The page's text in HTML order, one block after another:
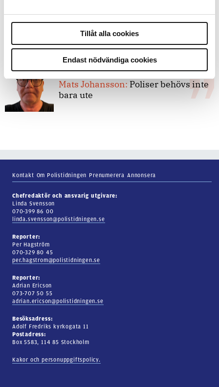
Tillåt alla cookies
Endast nödvändiga cookies
7 juli 2026
Debatt:Med för höga krav på evidens
kan polisen inte göra något alls
15 juni 2026
Mats Johansson: Poliser behövs inte
bara ute
Kontakt Om Polistidningen Prenumerera Annonsera
Chefredaktör och ansvarig utgivare:
Linda Svensson
070-399 86 00
linda.svensson@polistidningen.se
Reporter:
Per Hagström
070-329 80 45
per.hagstrom@polistidningen.se
Reporter:
Adrian Ericson
073-707 50 55
adrian.ericson@polistidningen.se
Besöksadress:
Adolf Fredriks kyrkogata 11
Postadress:
Box 5583, 114 85 Stockholm
Kakor och personuppgiftspolicy.